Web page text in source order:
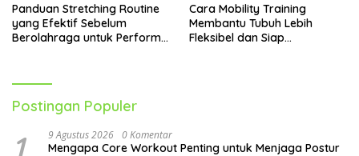
Panduan Stretching Routine
yang Efektif Sebelum
Berolahraga untuk Performa
Cara Mobility Training
Membantu Tubuh Lebih
Fleksibel dan Siap
Postingan Populer
1 9 Agustus 2026 0 Komentar
Mengapa Core Workout Penting untuk Menjaga Postur